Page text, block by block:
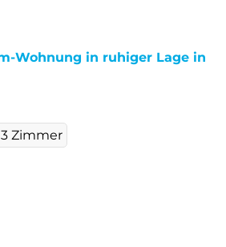
Wohnung in ruhiger Lage in
3 Zimmer